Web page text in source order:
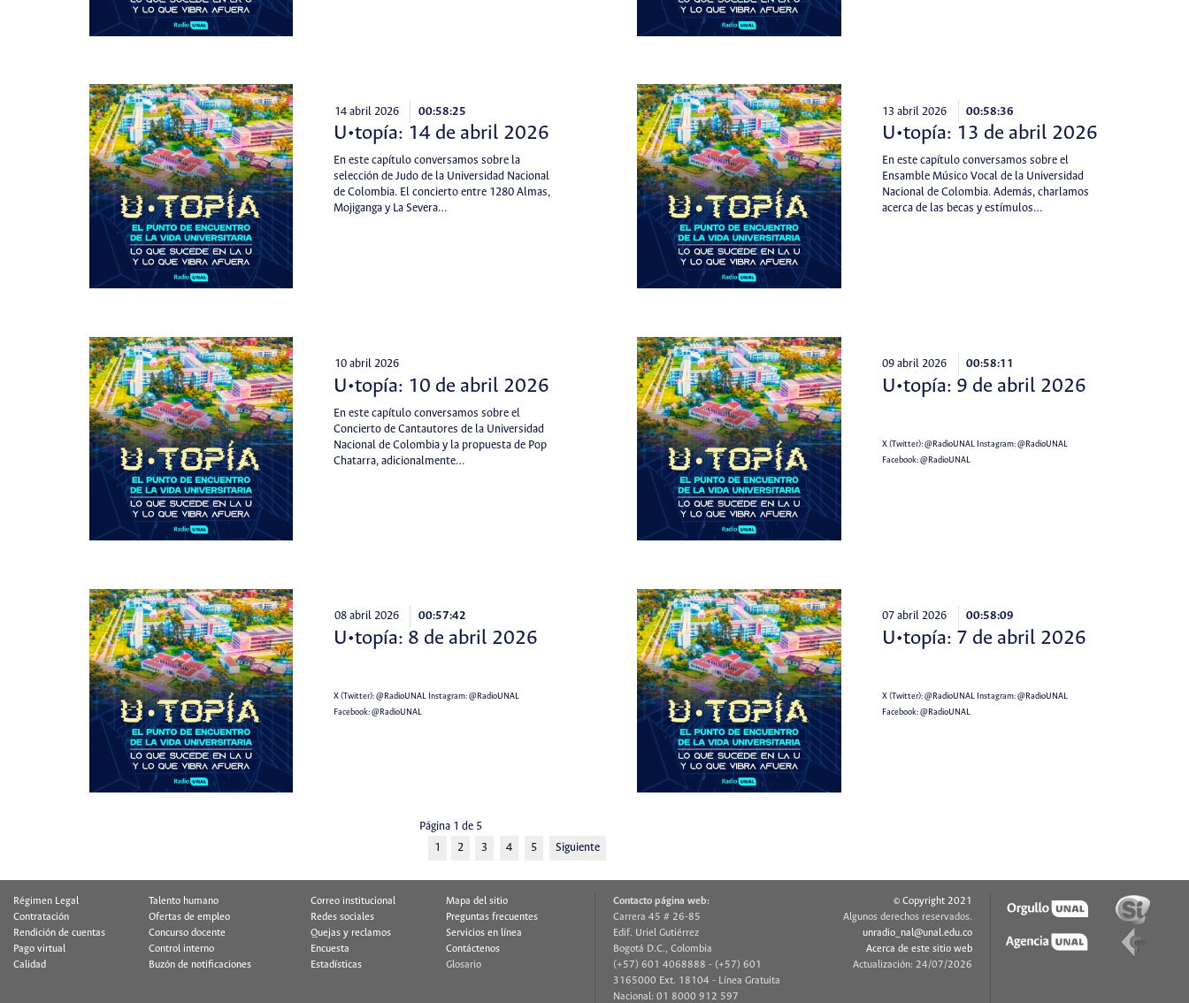
14 abril 2026 00:58:25
U•topía: 14 de abril 2026
En este capítulo conversamos sobre la
selección de Judo de la Universidad Nacional
de Colombia. El concierto entre 1280 Almas,
Mojiganga y La Severa…
13 abril 2026 00:58:36
U•topía: 13 de abril 2026
En este capítulo conversamos sobre el
Ensamble Músico Vocal de la Universidad
Nacional de Colombia. Además, charlamos
acerca de las becas y estímulos…
10 abril 2026
U•topía: 10 de abril 2026
En este capítulo conversamos sobre el
Concierto de Cantautores de la Universidad
Nacional de Colombia y la propuesta de Pop
Chatarra, adicionalmente…
09 abril 2026 00:58:11
U•topía: 9 de abril 2026
X (Twitter):@RadioUNALInstagram:@RadioUNAL
Facebook:@RadioUNAL
08 abril 2026 00:57:42
U•topía: 8 de abril 2026
X (Twitter):@RadioUNAL Instagram:@RadioUNAL
Facebook:@RadioUNAL
07 abril 2026 00:58:09
U•topía: 7 de abril 2026
X (Twitter):@RadioUNALInstagram:@RadioUNAL
Facebook:@RadioUNAL
Página 1 de 5
1
2 3 4 5 Siguiente
Régimen Legal
Talento humano
Contratación
Ofertas de empleo
Rendición de cuentas
Concurso docente
Pago virtual
Control interno
Calidad
Buzón de notificaciones
Correo institucional
Mapa del sitio
Redes sociales
Preguntas frecuentes
Quejas y reclamos
Servicios en línea
Encuesta
Contáctenos
Estadísticas
Glosario
Contacto página web:
Carrera 45 # 26-85
Edif. Uriel Gutiérrez
Bogotá D.C., Colombia
(+57) 601 4068888 - (+57) 601
3165000 Ext. 18104 - Línea Gratuita
Nacional: 01 8000 912 597
© Copyright 2021
Algunos derechos reservados.
unradio_nal@unal.edu.co
Acerca de este sitio web
Actualización: 24/07/2026